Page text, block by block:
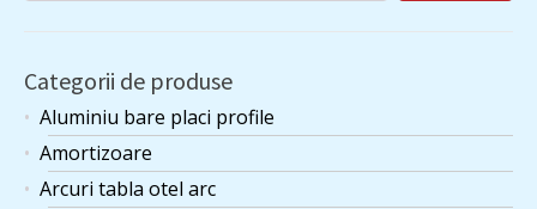
Categorii de produse
Aluminiu bare placi profile
Amortizoare
Arcuri tabla otel arc